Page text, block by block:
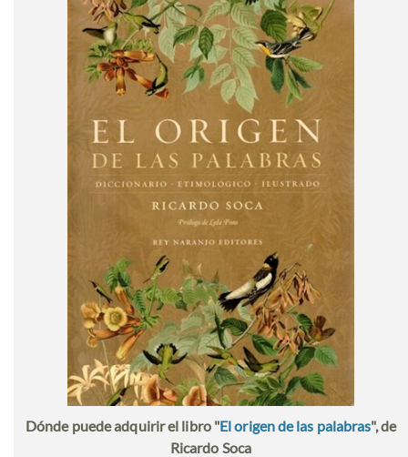
Dónde puede adquirir el libro "El origen de las palabras", de
Ricardo Soca